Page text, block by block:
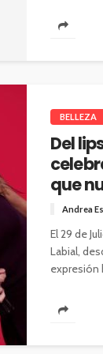
BELLEZA
Del
que
Andrea
El 29 de
Labial,
expresión